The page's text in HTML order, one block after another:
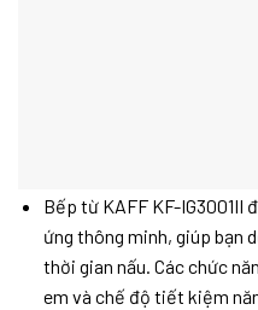
Bếp từ KAFF KF-IG3001II
ứng thông minh, giúp bạn
thời gian nấu. Các chức
em và chế độ tiết kiệm